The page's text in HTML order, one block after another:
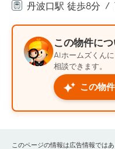
丹波口駅 徒歩8分
この物件に
AIホームズくん
相談できます。
この物
このページの情報は広告情報では